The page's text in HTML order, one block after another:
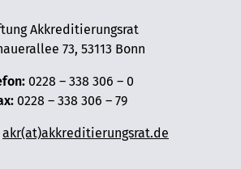
Akkreditierungsrat
73, 53113 Bonn
0228 – 338 306 – 0
0228 – 338 306 – 79
akr(at)akkreditierungsrat.de